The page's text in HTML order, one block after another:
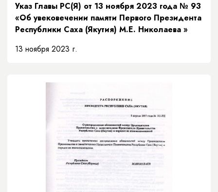
Указ Главы РС(Я) от 13 ноября 2023 года № 93
«Об увековечении памяти Первого Президента
Республики Саха (Якутия) М.Е. Николаева »
13 ноября 2023 г.